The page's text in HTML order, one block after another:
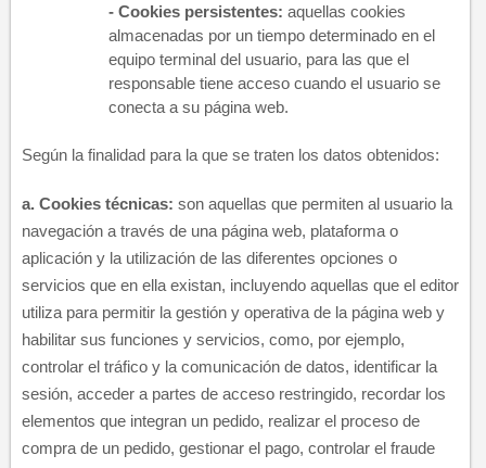
- Cookies persistentes: aquellas cookies
almacenadas por un tiempo determinado en el
equipo terminal del usuario, para las que el
responsable tiene acceso cuando el usuario se
conecta a su página web.
Según la finalidad para la que se traten los datos obtenidos:
​a. Cookies técnicas: son aquellas que permiten al usuario la
navegación a través de una página web, plataforma o
aplicación y la utilización de las diferentes opciones o
servicios que en ella existan, incluyendo aquellas que el editor
utiliza para permitir la gestión y operativa de la página web y
habilitar sus funciones y servicios, como, por ejemplo,
controlar el tráfico y la comunicación de datos, identificar la
sesión, acceder a partes de acceso restringido, recordar los
elementos que integran un pedido, realizar el proceso de
compra de un pedido, gestionar el pago, controlar el fraude